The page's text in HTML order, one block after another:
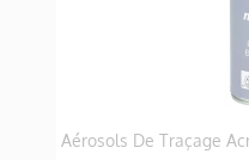
Aérosols De Traçage